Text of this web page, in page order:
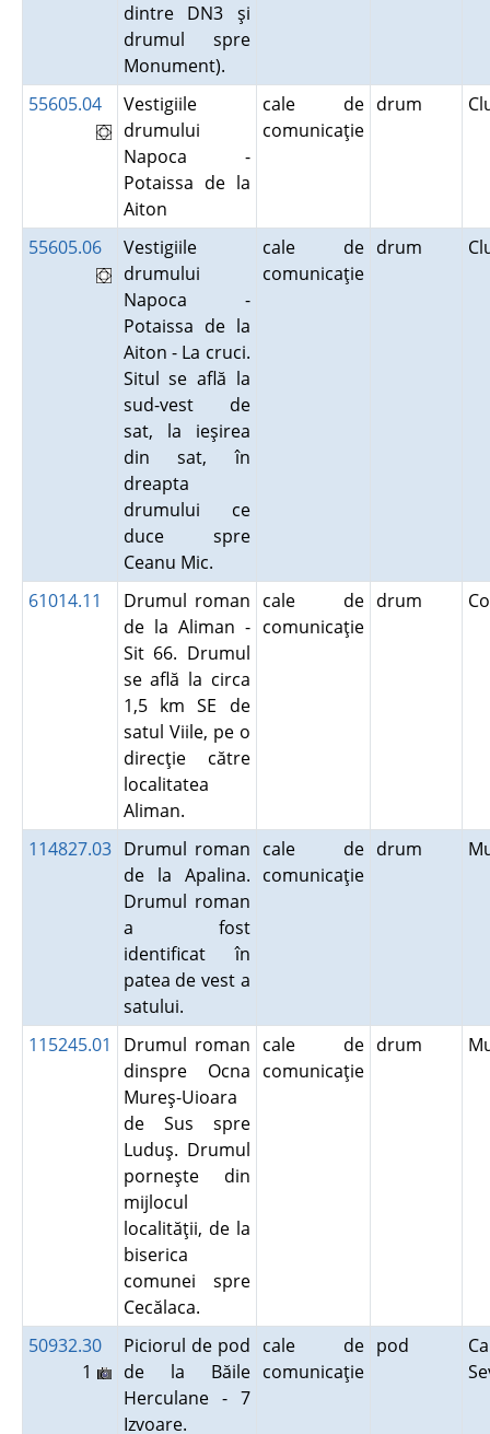
dintre DN3 şi
drumul spre
Monument).
55605.04
Vestigiile
drumului
Napoca -
Potaissa de la
Aiton
cale de
comunicaţie
drum
55605.06
Vestigiile
drumului
Napoca -
Potaissa de la
Aiton - La cruci.
Situl se află la
sud-vest de
sat, la ieşirea
din sat, în
dreapta
drumului ce
duce spre
Ceanu Mic.
cale de
comunicaţie
drum
61014.11
Drumul roman
de la Aliman -
Sit 66. Drumul
se află la circa
1,5 km SE de
satul Viile, pe o
direcţie către
localitatea
Aliman.
cale de
comunicaţie
drum
114827.03 Drumul roman
de la Apalina.
Drumul roman
a fost
identificat în
patea de vest a
satului.
cale de
comunicaţie
drum
115245.01
Drumul roman
dinspre Ocna
Mureş-Uioara
de Sus spre
Luduş. Drumul
porneşte din
mijlocul
localităţii, de la
biserica
comunei spre
Cecălaca.
cale de
comunicaţie
drum
50932.30
1
Piciorul de pod
de la Băile
Herculane - 7
Izvoare.
cale de
comunicaţie
pod